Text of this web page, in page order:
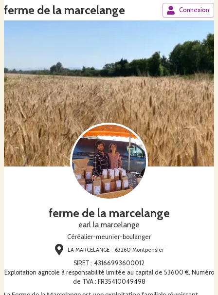
ferme de la marcelange Connexion
ferme de la marcelange
earl la marcelange
Céréalier-meunier-boulanger
LA MARCELANGE - 63260 Montpensier
SIRET : 43166993600012
Exploitation agricole à responsabilité limitée au capital de 53600 €. Numéro
de TVA : FR35410049498